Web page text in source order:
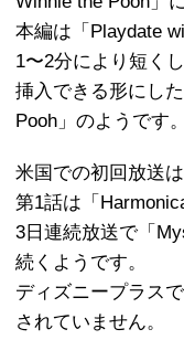
本編は「Playdate
1〜2分により短く
挿入できる形にし
Pooh」のようです。
米国での初回放送は
第1話は「
3日連続放送で「
続くようです。
ディズニープラス
されていません。